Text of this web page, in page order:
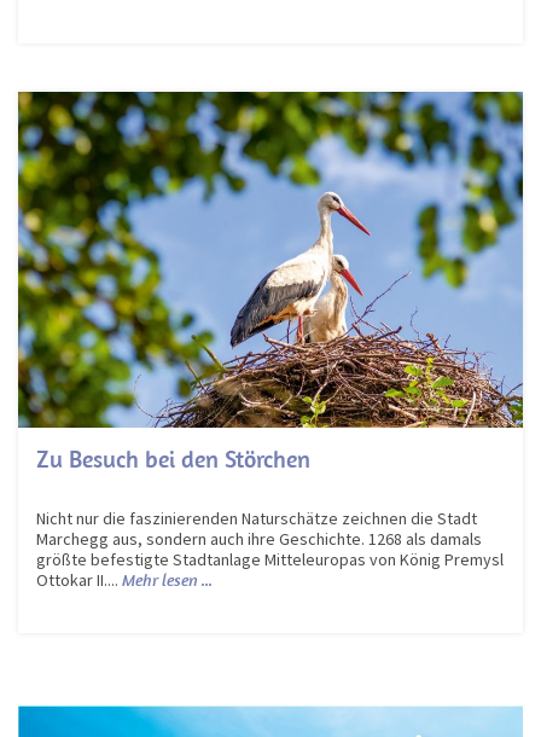
Zu Besuch bei den Störchen
Nicht nur die faszinierenden Naturschätze zeichnen die Stadt
Marchegg aus, sondern auch ihre Geschichte. 1268 als damals
größte befestigte Stadtanlage Mitteleuropas von König Premysl
Ottokar II.... Mehr lesen ...